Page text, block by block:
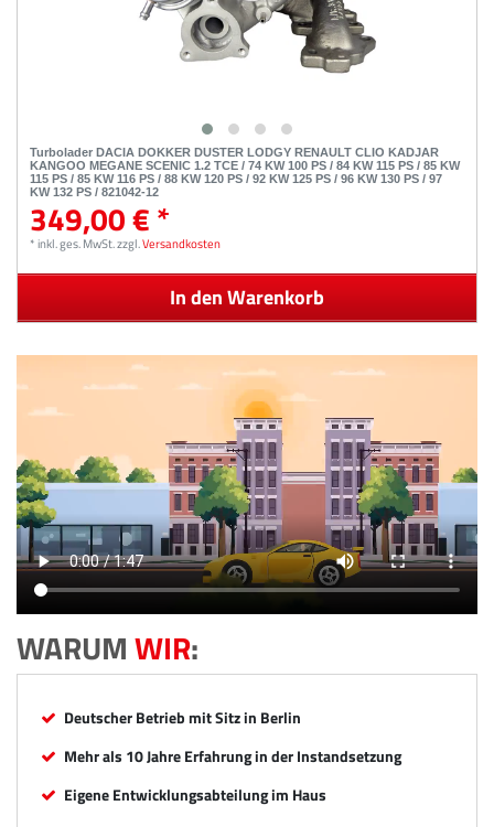
Turbolader DACIA DOKKER DUSTER LODGY RENAULT CLIO KADJAR
KANGOO MEGANE SCENIC 1.2 TCE / 74 KW 100 PS / 84 KW 115 PS / 85 KW
115 PS / 85 KW 116 PS / 88 KW 120 PS / 92 KW 125 PS / 96 KW 130 PS / 97
KW 132 PS / 821042-12
349,00 € *
*inkl. ges. MwSt.zzgl.Versandkosten
In den Warenkorb
WARUMWIR:
Deutscher Betrieb mit Sitz in Berlin
Mehr als 10 Jahre Erfahrung in der Instandsetzung
Eigene Entwicklungsabteilung im Haus